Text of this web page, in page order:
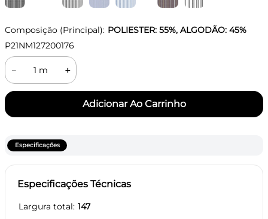
Composição (Principal): POLIESTER: 55%, ALGODÃO: 45%
P21NM127200176
＋
－
Especificações
Especificações Técnicas
Largura total 147